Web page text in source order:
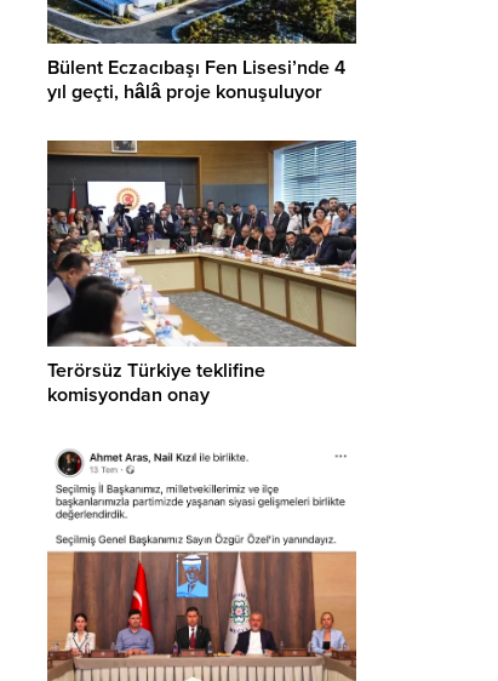
Bülent Eczacıbaşı Fen Lisesi’nde 4
yıl geçti, hâlâ proje konuşuluyor
Terörsüz Türkiye teklifine
komisyondan onay